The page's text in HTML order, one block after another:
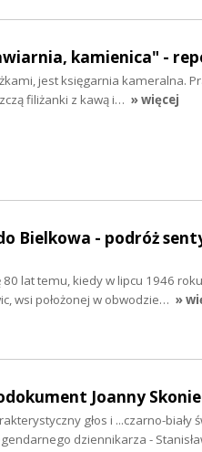
kamienica" -
jest księgarnia kameralna.
filiżanki z kawą i… » więcej
Bielkowa - podróż
80 lat temu, kiedy w lipcu 1946
wsi położonej w obwodzie… »
Joanny
głos i ...czarno-
dziennikarza -